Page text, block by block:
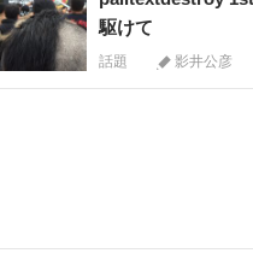
駆けて
話題 影井公彦